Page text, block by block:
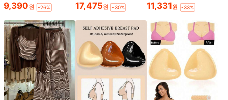
9,390원 -26% 17,475원 -30% 11,331원 -33%